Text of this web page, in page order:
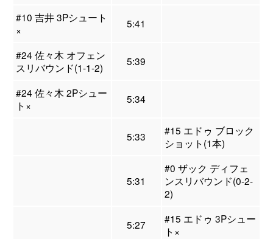
#10 吉井 3Pシュート
×
5:41
#24 佐々木 オフェン
スリバウンド(1-1-2)
5:39
#24 佐々木 2Pシュー
ト×
5:34
5:33
#15 エドゥ ブロック
ショット(1本)
5:31
#0 ザック ディフェ
ンスリバウンド(0-2-
2)
5:27
#15 エドゥ 3Pシュー
ト×